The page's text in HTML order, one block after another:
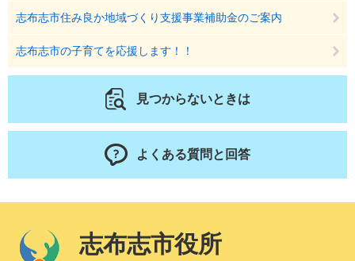
志布志市住み良か地域づくり支援事業補助金のご案内
志布志市の子育てを応援します！！
見つからないときは
よくある質問と回答
志布志市役所